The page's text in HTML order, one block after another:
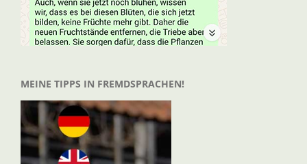
MEINE TIPPS IN FREMDSPRACHEN!